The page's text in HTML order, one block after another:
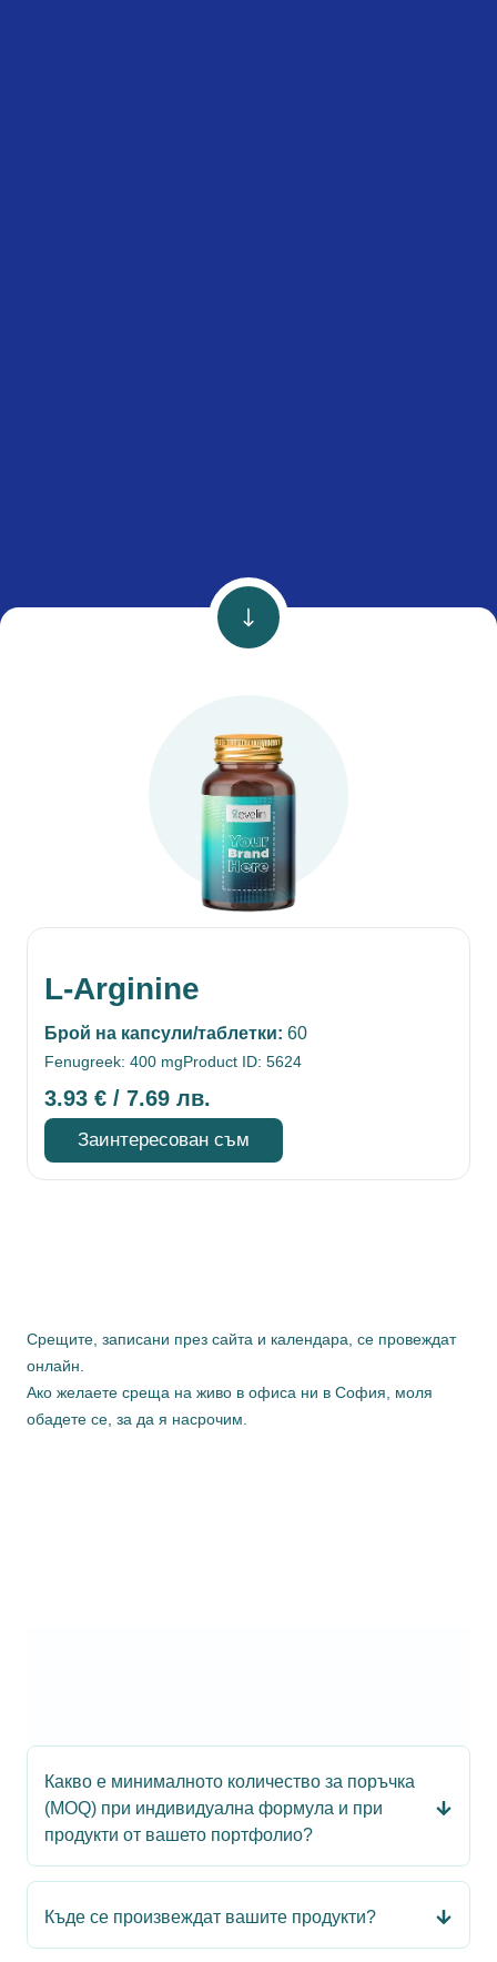
L-Arginine
Брой на капсули/таблетки: 60
Fenugreek: 400 mgProduct ID: 5624
3.93 € / 7.69 лв.
Заинтересован съм
Срещите, записани през сайта и календара, се провеждат
онлайн.
Ако желаете среща на живо в офиса ни в София, моля
обадете се, за да я насрочим.
Какво е минималното количество за поръчка
(MOQ) при индивидуална формула и при
продукти от вашето портфолио?
Къде се произвеждат вашите продукти?